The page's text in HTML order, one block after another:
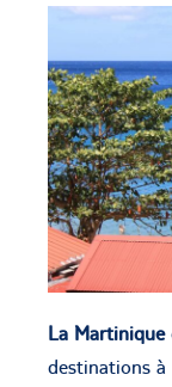
La Martinique
destinations